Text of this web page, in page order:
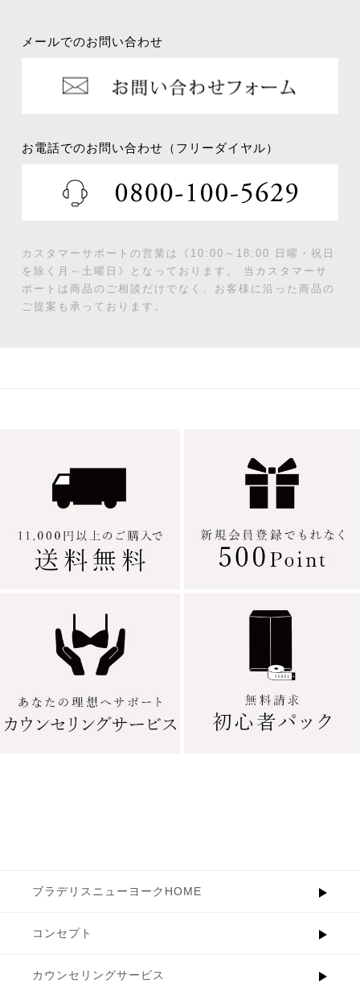
メールでのお問い合わせ
お電話でのお問い合わせ（フリーダイヤル）
カスタマーサポートの営業は《10:00～18:00 日曜・祝日
を除く月～土曜日》となっております。
当カスタマーサ
ポートは商品のご相談だけでなく、お客様に沿った商品の
ご提案も承っております。
ブラデリスニューヨークHOME
コンセプト
カウンセリングサービス